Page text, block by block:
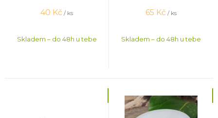
40 Kč / ks
Skladem – do 48h u tebe
65 Kč / ks
Skladem – do 48h u tebe